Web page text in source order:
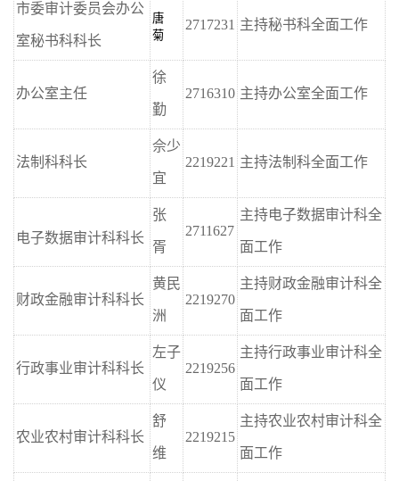
市委审计委员会办公
室秘书科科长
唐
菊
2717231 主持秘书科全面工作
办公室主任
徐
勤
2716310 主持办公室全面工作
法制科科长
佘少
宜
2219221 主持法制科全面工作
电子数据审计科科长
张
胥
2711627
主持电子数据审计科全
面工作
财政金融审计科科长
黄民
洲
2219270
主持财政金融审计科全
面工作
行政事业审计科科长
左子
仪
2219256
主持行政事业审计科全
面工作
农业农村审计科科长
舒
维
2219215
主持农业农村审计科全
面工作